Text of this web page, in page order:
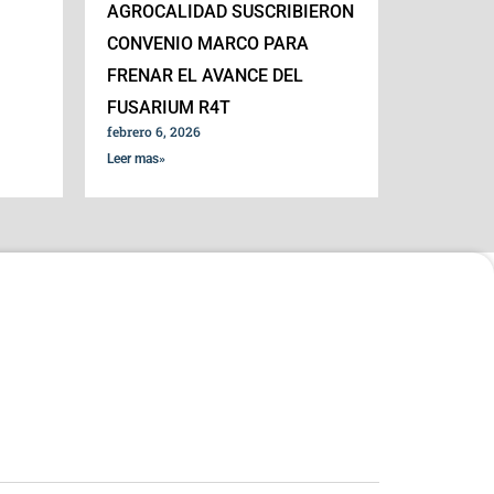
AGROCALIDAD SUSCRIBIERON
CONVENIO MARCO PARA
FRENAR EL AVANCE DEL
FUSARIUM R4T
febrero 6, 2026
Leer mas»